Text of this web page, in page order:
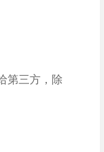
第三方，除